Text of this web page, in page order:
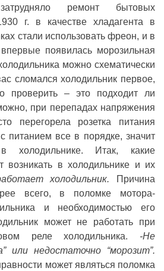
ремонт бытовых
г. в качестве хладагента в
стали использовать фреон, и в
появилась морозильная
можно схематически
сломался холодильник первое,
проверить – это подходит ли
при перепадах напряжения
перегорела розетка питания
питанием все в порядке, значит
холодильнике. Итак, какие
возникать в холодильнике и их
холодильник. Причина
всего, в поломке мотора-
и необходимостью его
может не работать при
реле холодильника. -Не
или недостаточно “морозит”.
может являться поломка